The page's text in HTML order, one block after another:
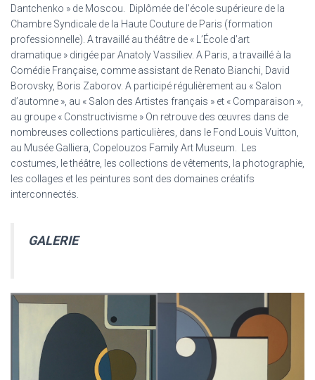
Dantchenko » de Moscou. Diplômée de l’école supérieure de la
Chambre Syndicale de la Haute Couture de Paris (formation
professionnelle). A travaillé au théâtre de « L’École d’art
dramatique » dirigée par Anatoly Vassiliev. A Paris, a travaillé à la
Comédie Française, comme assistant de Renato Bianchi, David
Borovsky, Boris Zaborov. A participé régulièrement au « Salon
d’automne », au « Salon des Artistes français » et « Comparaison »,
au groupe « Constructivisme » On retrouve des œuvres dans de
nombreuses collections particulières, dans le Fond Louis Vuitton,
au Musée Galliera, Copelouzos Family Art Museum. Les
costumes, le théâtre, les collections de vêtements, la photographie,
les collages et les peintures sont des domaines créatifs
interconnectés.
GALERIE